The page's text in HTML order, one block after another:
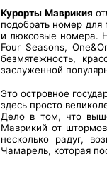
Курорты Маврикия
подобрать номер
и люксовые номера.
Four Seasons,
безмятежность,
заслуженной
Это островное
здесь просто
Дело в том, что
Маврикий от
несколько радуг,
Чамарель, которая